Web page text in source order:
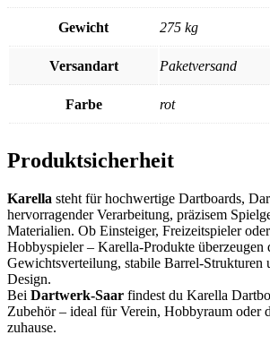
Gewicht 275 kg
Versandart Paketversand
Farbe rot
Produktsicherheit
Karella steht für hochwertige Dartboards,
hervorragender Verarbeitung, präzisem
Materialien. Ob Einsteiger, Freizeitspieler
Hobbyspieler – Karella-Produkte überzeugen
Gewichtsverteilung, stabile Barrel-Strukturen
Design.
Bei Dartwerk-Saar findest du Karella
Zubehör – ideal für Verein, Hobbyraum oder
zuhause.